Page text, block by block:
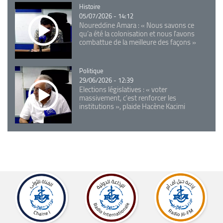
Catégorie
Histoire
05/07/2026 - 14:12
Noureddine Amara : « Nous savons ce
qu’a été la colonisation et nous l’avons
combattue de la meilleure des façons »
Catégorie
Politique
29/06/2026 - 12:39
Elections législatives : « voter
massivement, c'est renforcer les
institutions », plaide Hacène Kacimi